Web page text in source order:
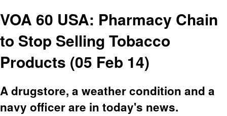
VOA 60 USA: Pharmacy Chain
to Stop Selling Tobacco
Products (05 Feb 14)
A drugstore, a weather condition and a
navy officer are in today's news.